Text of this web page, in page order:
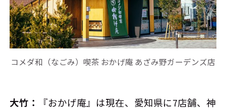
コメダ和（なごみ）喫茶 おかげ庵 あざみ野ガーデンズ店
大竹：
『おかげ庵』は現在、愛知県に7店舗、神